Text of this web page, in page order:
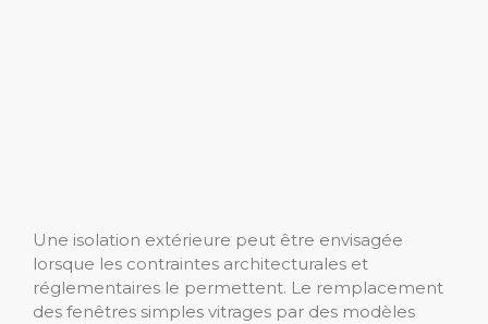
Une isolation extérieure peut être envisagée
lorsque les contraintes architecturales et
réglementaires le permettent. Le remplacement
des fenêtres simples vitrages par des modèles